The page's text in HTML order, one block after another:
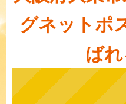
グネットポ
ば